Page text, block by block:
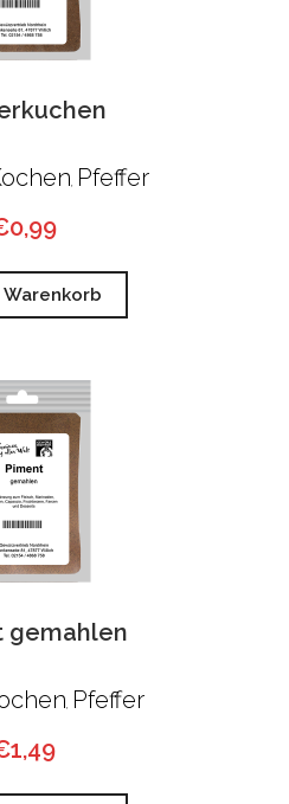
, Pfeffer
0,99
Warenkorb
gemahlen
Pfeffer
1,49